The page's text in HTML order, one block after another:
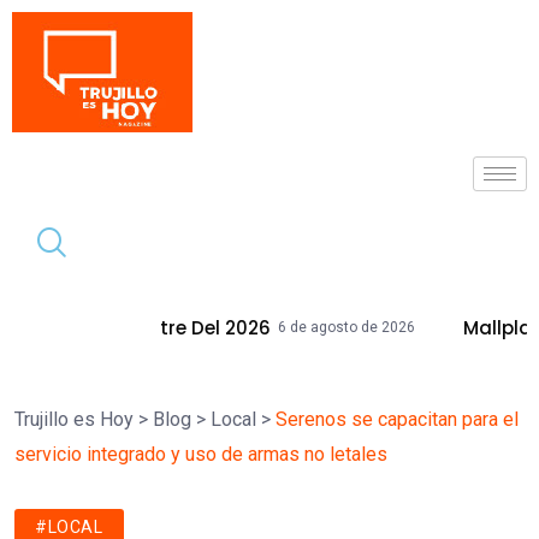
6 de agosto de 2026 Mallplaza Trujillo Celebrará El
Trujillo es Hoy > Blog > Local > Serenos se capacitan para el
servicio integrado y uso de armas no letales
#LOCAL